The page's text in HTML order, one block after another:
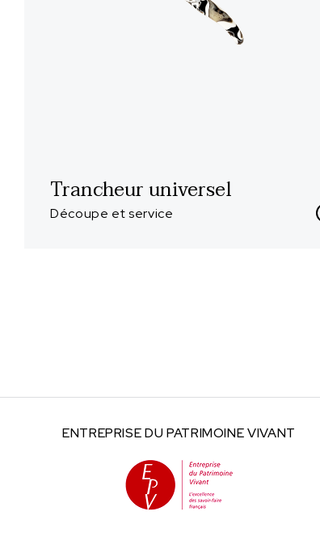
Trancheur universel
Découpe et service
ENTREPRISE DU PATRIMOINE VIVANT